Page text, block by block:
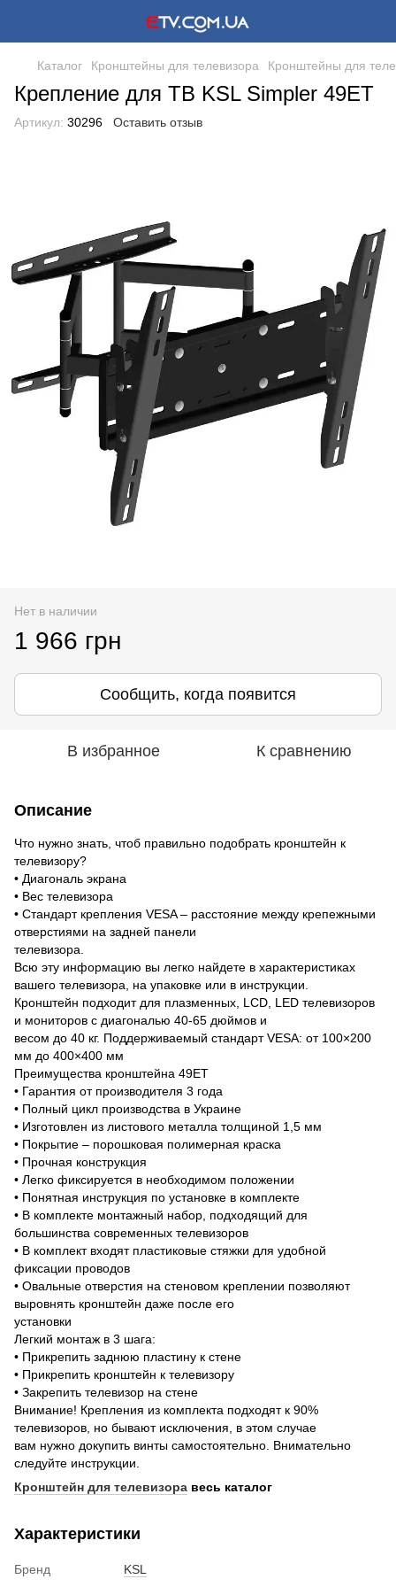
Каталог Кронштейны для телевизора Кронштейны для
Крепление для ТВ KSL Simpler 49ET
Артикул: 30296 Оставить отзыв
Нет в наличии
1 966 грн
Сообщить, когда появится
В избранное К сравнению
Описание
Что нужно знать, чтоб правильно подобрать кронштейн к
телевизору?
• Диагональ экрана
• Вес телевизора
• Стандарт крепления VESA – расстояние между крепежными
отверстиями на задней панели
телевизора.
Всю эту информацию вы легко найдете в характеристиках
вашего телевизора, на упаковке или в инструкции.
Кронштейн подходит для плазменных, LCD, LED телевизоров
и мониторов с диагональю 40-65 дюймов и
весом до 40 кг. Поддерживаемый стандарт VESA: от 100×200
мм до 400×400 мм
Преимущества кронштейна 49ET
• Гарантия от производителя 3 года
• Полный цикл производства в Украине
• Изготовлен из листового металла толщиной 1,5 мм
• Покрытие – порошковая полимерная краска
• Прочная конструкция
• Легко фиксируется в необходимом положении
• Понятная инструкция по установке в комплекте
• В комплекте монтажный набор, подходящий для
большинства современных телевизоров
• В комплект входят пластиковые стяжки для удобной
фиксации проводов
• Овальные отверстия на стеновом креплении позволяют
выровнять кронштейн даже после его
установки
Легкий монтаж в 3 шага:
• Прикрепить заднюю пластину к стене
• Прикрепить кронштейн к телевизору
• Закрепить телевизор на стене
Внимание! Крепления из комплекта подходят к 90%
телевизоров, но бывают исключения, в этом случае
вам нужно докупить винты самостоятельно. Внимательно
следуйте инструкции.
Кронштейн для телевизора весь каталог
Характеристики
Бренд
KSL